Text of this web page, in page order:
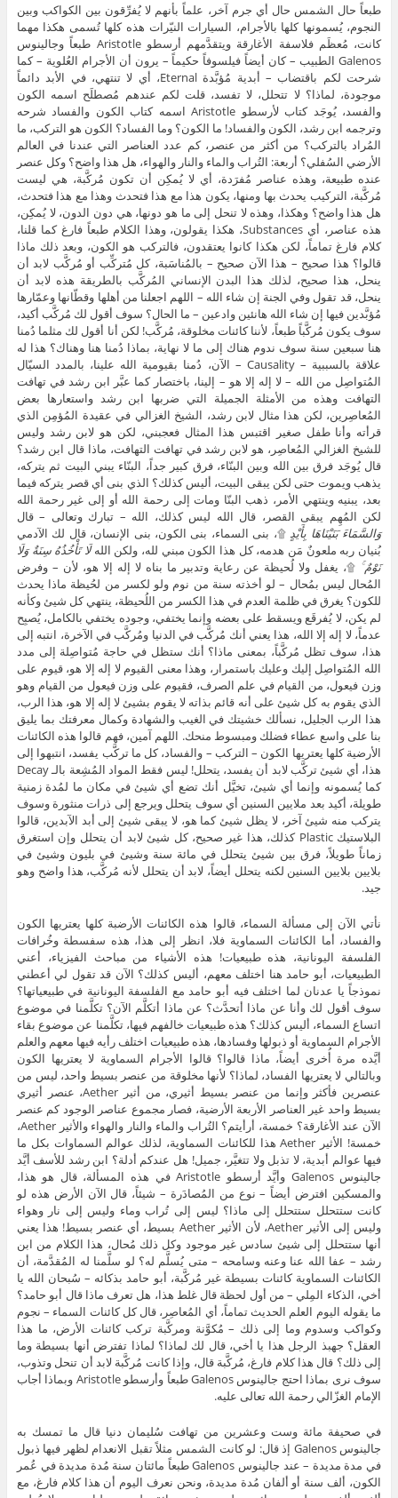
طبعاً حال الشمس حال أي جرم آخر، علماً بأنهم لا يُفرِّقون بين الكواكب وبين
النجوم، يُسمونها كلها بالأجرام، السيارات النيّرات هذه كلها تُسمى هكذا مهما
كانت، مُعظَم فلاسفة الأغارقة ويتقدَّمهم أرسطو Aristotle طبعاً وجالينوس
Galenos الطبيب – كان أيضاً فيلسوفاً حكيماً – يرون أن الأجرام العُلوية – كما
شرحت لكم باقتضاب – أبدية مُؤبَّدة Eternal، أي لا تنتهي، في الأبد دائماً
موجودة، لماذا؟ لا تتحلل، لا تفسد، قلت لكم عندهم مُصطلَح اسمه الكون
والفسد، يُوجَد كتاب لأرسطو Aristotle اسمه كتاب الكون والفساد شرحه
وترجمه ابن رشد، الكون والفساد! ما الكون؟ وما الفساد؟ الكون هو التركب، ما
المُراد بالتركب؟ من أكثر من عنصر، كم عدد العناصر التي عندنا في العالم
الأرضي السُفلي؟ أربعة: التُراب والماء والنار والهواء، هل هذا واضح؟ وكل عنصر
عنده طبيعة، وهذه عناصر مُفرَدة، أي لا يُمكِن أن تكون مُركَّبة، هي ليست
مُركَّبة، التركيب يحدث بها ومنها، يكون هذا مع هذا فتحدث وهذا مع هذا فتحدث،
هل هذا واضح؟ وهكذا، وهذه لا تنحل إلى ما هو دونها، هي دون الدون، لا يُمكِن،
هذه عناصر، أي Substances، هكذا يقولون، وهذا الكلام طبعاً فارغ كما قلنا،
كلام فارغ تماماً، لكن هكذا كانوا يعتقدون، فالتركب هو الكون، وبعد ذلك ماذا
قالوا؟ هذا صحيح – هذا الآن صحيح – بالمُناسَبة، كل مُتركِّب أو مُركَّب لابد أن
ينحل، هذا صحيح، لذلك هذا البدن الإنساني المُركَّب بالطريقة هذه لابد أن
ينحل، قد تقول وفي الجنة إن شاء الله – اللهم اجعلنا من أهلها وقطّانها وعمّارها
مُؤبَّدين فيها إن شاء الله هانئين وادعين – ما الحال؟ سوف أقول لك مُركَّب أكيد،
سوف يكون مُركَّباً طبعاً، لأننا كائنات مخلوقة، مُركَّب! لكن أنا أقول لك مثلما دُمنا
هنا سبعين سنة سوف ندوم هناك إلى ما لا نهاية، بماذا دُمنا هنا وهناك؟ هذا له
علاقة بالسببية – Causality – الآن، دُمنا بقيومية الله علينا، بالمدد السيّال
المُتواصِل من الله – لا إله إلا هو – إلينا، باختصار كما عبَّر ابن رشد في تهافت
التهافت وهذه من الأمثلة الجميلة التي ضربها ابن رشد واستعارها بعض
المُعاصِرين، لكن هذا مثال لابن رشد، الشيخ الغزالي في عقيدة المُؤمِن الذي
قرأته وأنا طفل صغير اقتبس هذا المثال فعجبني، لكن هو لابن رشد وليس
للشيخ الغزالي المُعاصِر، هو لابن رشد في تهافت التهافت، ماذا قال ابن رشد؟
قال يُوجَد فرق بين الله وبين البنّاء، فرق كبير جداً، البنّاء يبني البيت ثم يتركه،
يذهب ويموت حتى لكن يبقى البيت، أليس كذلك؟ الذي بنى أي قصر يتركه فيما
بعد، يبنيه وينتهي الأمر، ذهب البنّا ومات إلى رحمة الله أو إلى غير رحمة الله
لكن المُهِم يبقى القصر، قال الله ليس كذلك، الله – تبارك وتعالى – قال
وَالسَّمَاءَ بَنَيْنَاهَا بِأَيْدٍ ۩، بنى السماء، بنى الكون، بنى الإنسان، قال لك الآدمي
بُنيان ربه ملعونٌ مَن هدمه، كل هذا الكون مبني لله، ولكن اللهلَا تَأْخُذُهُ سِنَةٌ وَلَا
نَوْمٌ ۚ ۩، يغفل ولا لُحيظة عن رعاية وتدبير ما بناه لا إله إلا هو، لأن – وفرض
المُحال ليس بمُحال – لو أخذته سنة من نوم ولو لكسر من لحُيظة ماذا يحدث
للكون؟ يغرق في ظلمة العدم في هذا الكسر من اللُحيظة، ينتهي كل شيئ وكأنه
لم يكن، لا يُفرقَع ويسقط على بعضه وإنما يختفي، وجوده يختفي بالكامل، يُصبِح
عدماً، لا إله إلا الله، هذا يعني أنك مُركَّب في الدنيا ومُركَّب في الآخرة، انتبه إلى
هذا، سوف تظل مُركَّباً، بمعنى ماذا؟ أنك ستظل في حاجة مُتواصِلة إلى مدد
الله المُتواصِل إليك وعليك باستمرار، وهذا معنى القيوم لا إله إلا هو، قيوم على
وزن فيعول، من القيام في علم الصرف، فقيوم على وزن فيعول من القيام وهو
الذي يقوم به كل شيئ على أنه قائم بذاته لا يقوم بشيئ لا إله إلا هو، هذا الرب،
هذا الرب الجليل، نسألك خشيتك في الغيب والشهادة وكمال معرفتك بما يليق
بنا على واسع عطاء فضلك ومبسوط منحك. اللهم آمين، فهم قالوا هذه الكائنات
الأرضية كلها يعتريها الكون – التركب – والفساد، كل ما تركَّب يفسد، انتبهوا إلى
هذا، أي شيئ تركَّب لابد أن يفسد، يتحلل! ليس فقط المواد المُشِعة بالـ Decay
كما يُسمونه وإنما أي شيئ، تخيَّل أنك تضع أي شيئ في مكان ما لمُدة زمنية
طويلة، أكيد بعد ملايين السنين أي سوف يتحلل ويرجع إلى ذرات منثورة وسوف
يتركب منه شيئ آخر، لا يظل شيئ كما هو، لا يبقى شيئ إلى أبد الآبدين، قالوا
البلاستيك Plastic كذلك، هذا غير صحيح، كل شيئ لابد أن يتحلل وإن استغرق
زماناً طويلاً، فرق بين شيئ يتحلل في مائة سنة وشيئ في بليون وشيئ في
بلايين بلايين السنين لكنه يتحلل أيضاً، لابد أن يتحلل لأنه مُركَّب، هذا واضح وهو
جيد.
نأتي الآن إلى مسألة السماء، قالوا هذه الكائنات الأرضبة كلها يعتريها الكون
والفساد، أما الكائنات السماوية فلا، انظر إلى هذا، هذه سفسطة وخُرافات
الفلسفة اليونانية، هذه طبيعيات! هذه الأشياء من مباحث الفيزياء، أعني
الطبيعيات، أبو حامد هنا اختلف معهم، أليس كذلك؟ الآن قد تقول لي أعطني
نموذجاً يا عدنان لما اختلف فيه أبو حامد مع الفلسفة اليونانية في طبيعياتها؟
سوف أقول لك وأنا عن ماذا أتحدَّث؟ عن ماذا أتكلَّم الآن؟ تكلَّمنا في موضوع
اتساع السماء، أليس كذلك؟ هذه طبيعيات خالفهم فيها، تكلَّمنا عن موضوع بقاء
الأجرام السماوية أو ذبولها وفسادها، هذه طبيعيات اختلف رأيه فيها معهم والعلم
أيَّده مرة أُخرى أيضاً، ماذا قالوا؟ قالوا الأجرام السماوية لا يعتريها الكون
وبالتالي لا يعتريها الفساد، لماذا؟ لأنها مخلوقة من عنصر بسيط واحد، ليس من
عنصرين فأكثر وإنما من عنصر بسيط أثيري، من أثير Aether، عنصر أثيري
بسيط واحد غير العناصر الأربعة الأرضية، فصار مجموع عناصر الوجود كم عنصر
الآن عند الأغارقة؟ خمسة، أرأيتم؟ التُراب والماء والنار والهواء والأثير Aether،
خمسة! الأثير Aether هذا للكائنات السماوية، لذلك عوالم السماوات بكل ما
فيها عوالم أبدية، لا تذبل ولا تتغيَّر، جميل! هل عندكم أدلة؟ ابن رشد للأسف أيَّد
جالينوس Galenos وأيَّد أرسطو Aristotle في هذه المسألة، قال هو هذا،
والمسكين افترض أيضاً – نوع من المُصادَرة – شيئاً، قال الآن الأرض هذه لو
كانت ستتحلل ستتحلل إلى ماذا؟ ليس إلى تُراب وماء وليس إلى نار وهواء
وليس إلى الأثير Aether، لأن الأثير Aether بسيط، أي عنصر بسيط! هذا يعني
أنها ستتحلل إلى شيئ سادس غير موجود وكل ذلك مُحال، هذا الكلام من ابن
رشد – عفا الله عنا وعنه وسامحه – متى يُسلَّم له؟ لو سلَّمنا له المُقدَّمة، أن
الكائنات السماوية كائنات بسيطة غير مُركَّبة، أبو حامد بذكائه – سُبحان الله يا
أخي، الذكاء المِلي – من أول لحظة قال غلط هذا، هل تعرف ماذا قال أبو حامد؟
ما يقوله اليوم العلم الحديث تماماً، أي المُعاصِر، قال كل كائنات السماء – نجوم
وكواكب وسدوم وما إلى ذلك – مُكوَّنة ومركَّبة تركب كائنات الأرض، ما هذا
العقل؟ جهبذ الرجل هذا يا أخي، قال لك لماذا؟ لماذا تفترض أنها بسيطة وما
إلى ذلك؟ قال هذا كلام فارغ، مُركَّبة قال، وإذا كانت مُركَّبة لابد أن تنحل وتذوب،
سوف نرى بماذا احتج جالينوس Galenos طبعاً وأرسطو Aristotle وبماذا أجاب
الإمام الغزّالي رحمة الله تعالى عليه.
في صحيفة مائة وست وعشرين من تهافت سُليمان دنيا قال ما تمسك به
جالينوس Galenos إذ قال: لو كانت الشمس مثلاً تقبل الانعدام لظهر فيها ذبول
في مدة مديدة – عند جالينوس Galenos طبعاً مائتان سنة مُدة مديدة في عُمر
الكون، ألف سنة أو ألفان مُدة مديدة، ونحن نعرف اليوم أن هذا كلام فارغ، مع